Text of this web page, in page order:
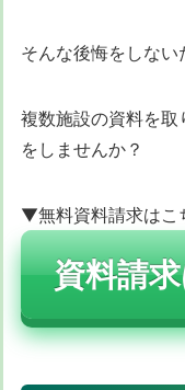
そんな後悔をしない
複数施設の資料を
をしませんか？
▼無料資料請求は
資料請